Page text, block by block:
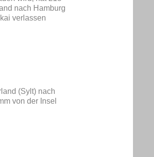
nach Hamburg
verlassen
(Sylt) nach
von der Insel